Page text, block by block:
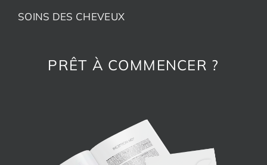
SOINS DES CHEVEUX
PRÊT À COMMENCER ?